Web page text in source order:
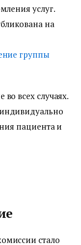
услуг.
на
группы
всех случаях.
пациента и
стало